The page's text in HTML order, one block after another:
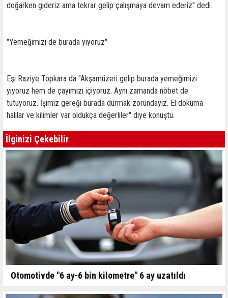
doğarken gideriz ama tekrar gelip çalışmaya devam ederiz" dedi.
"Yemeğimizi de burada yiyoruz"
Eşi Raziye Topkara da "Akşamüzeri gelip burada yemeğimizi
yiyoruz hem de çayımızı içiyoruz. Aynı zamanda nöbet de
tutuyoruz. İşimiz gereği burada durmak zorundayız. El dokuma
halılar ve kilimler var oldukça değerliler" diye konuştu.
İlginizi Çekebilir
Otomotivde "6 ay-6 bin kilometre" 6 ay uzatıldı